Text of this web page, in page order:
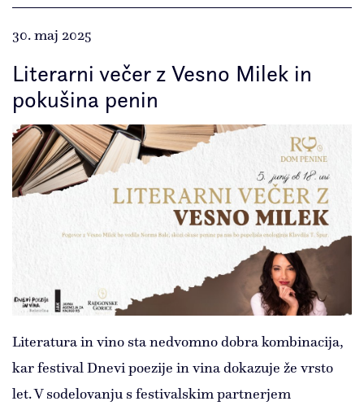
30. maj 2025
Literarni večer z Vesno Milek in
pokušina penin
Literatura in vino sta nedvomno dobra kombinacija,
kar festival Dnevi poezije in vina dokazuje že vrsto
let. V sodelovanju s festivalskim partnerjem